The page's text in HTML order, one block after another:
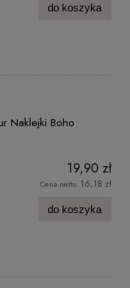
do koszyka
Naklejki Boho
19,90 zł
Cena netto: 16,18 zł
do koszyka